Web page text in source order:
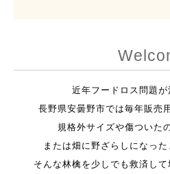
近年フードロス問題が
長野県安曇野市では毎年販売
規格外サイズや傷ついた
または畑に野ざらしになった
そんな林檎を少しでも救済して